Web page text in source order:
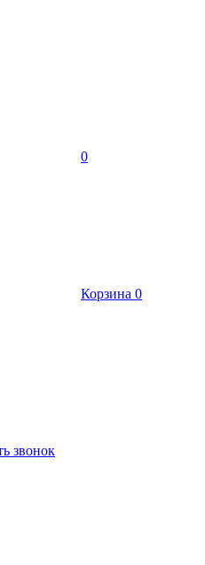
0
Корзина 0
звонок